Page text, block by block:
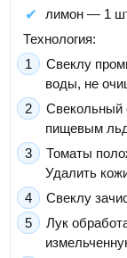
лимон — 1
Технология:
Свеклу
воды, не
Свекольный
пищевым
Томаты
Удалить
Свеклу
Лук